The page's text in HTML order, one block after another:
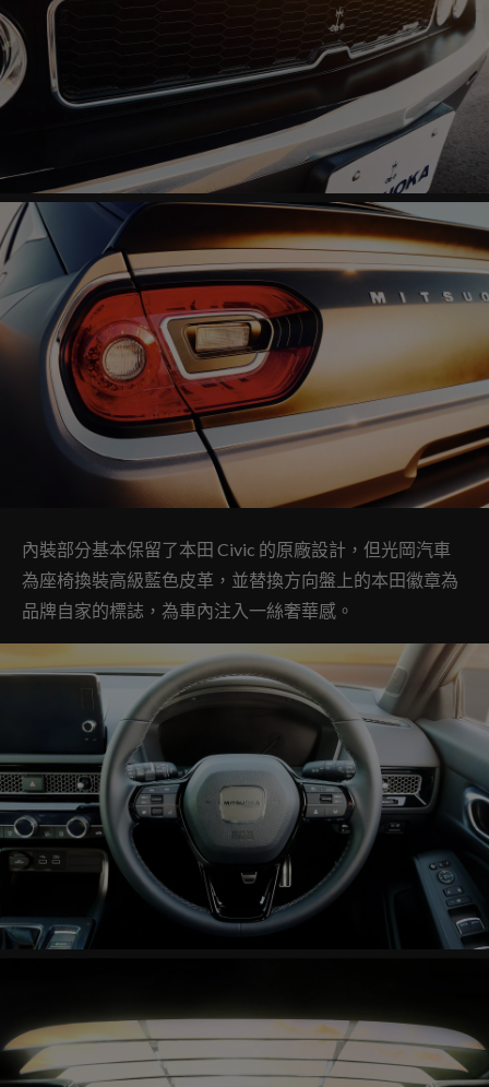
內裝部分基本保留了本田 Civic 的原廠設計，但光岡汽車
為座椅換裝高級藍色皮革，並替換方向盤上的本田徽章為
品牌自家的標誌，為車內注入一絲奢華感。